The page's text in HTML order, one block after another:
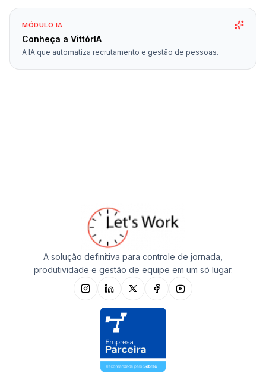
MÓDULO IA
Conheça a VittórIA
A IA que automatiza recrutamento e gestão de pessoas.
A solução definitiva para controle de jornada,
produtividade e gestão de equipe em um só lugar.